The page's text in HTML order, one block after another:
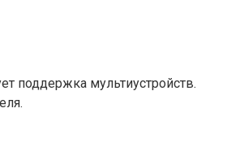
поддержка мультиустройств.